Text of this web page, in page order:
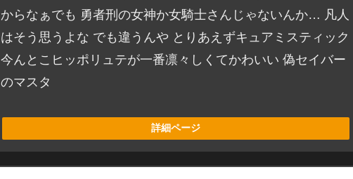
からなぁでも 勇者刑の女神か女騎士さんじゃないんか… 凡人
はそう思うよな でも違うんや とりあえずキュアミスティック
今んとこヒッポリュテが一番凛々しくてかわいい 偽セイバー
のマスタ
詳細ページ